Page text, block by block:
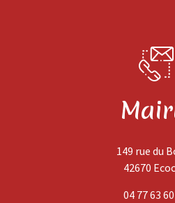
149 rue du
42670
04 77 63